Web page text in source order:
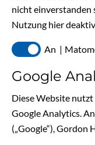
nicht einverstanden
Nutzung hier
Google
Diese Website
Google Analytics.
(„Google“), Gordon